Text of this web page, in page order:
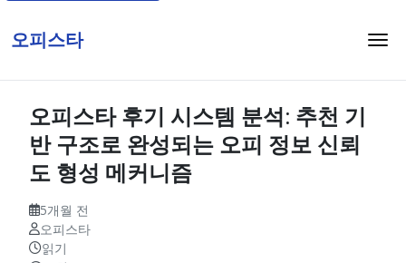
오피스타
오피스타 후기 시스템 분석: 추천 기
반 구조로 완성되는 오피 정보 신뢰
도 형성 메커니즘
5개월 전
오피스타
읽기